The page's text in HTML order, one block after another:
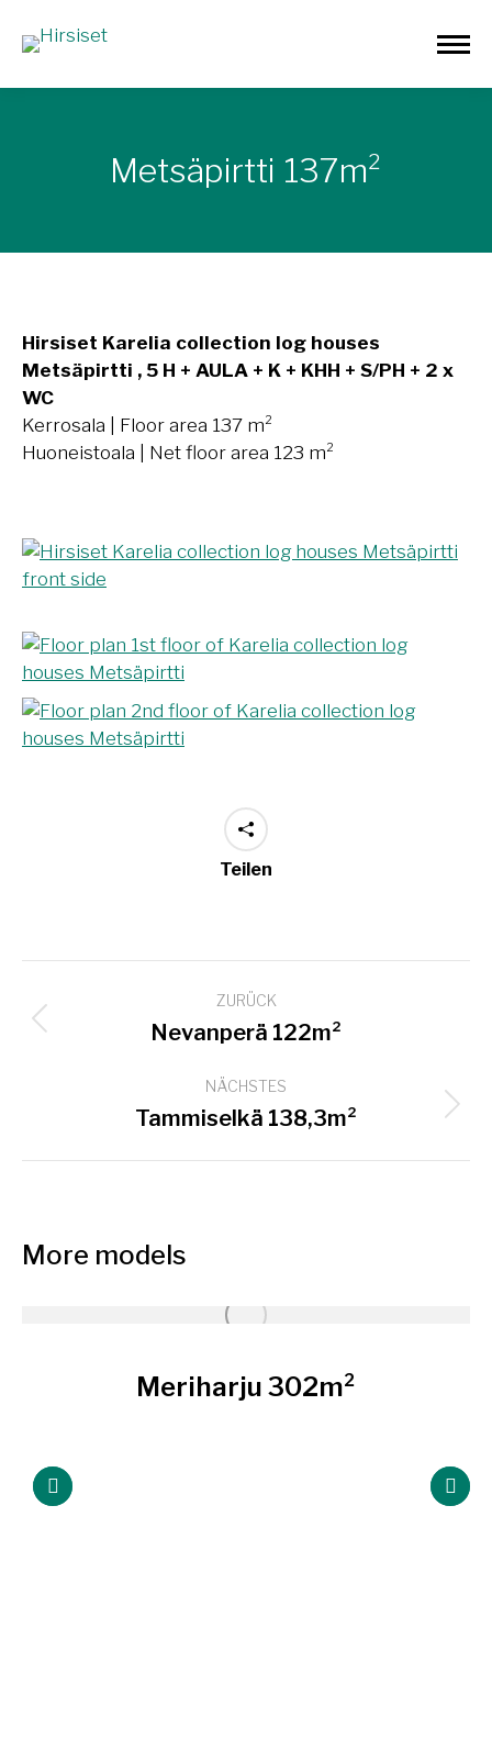
Metsäpirtti 137m²
Hirsiset Karelia collection log houses
Metsäpirtti , 5 H + AULA + K + KHH + S/PH + 2 x
WC
Kerrosala | Floor area 137 m²
Huoneistoala | Net floor area 123 m²
Teilen
navigation
ZURÜCK
Previous
Nevanperä 122m²
NÄCHSTES
Next
Tammiselkä 138,3m²
More models
Meriharju 302m²